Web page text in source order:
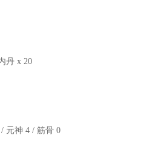
丹 x 20
元神 4 / 筋骨 0